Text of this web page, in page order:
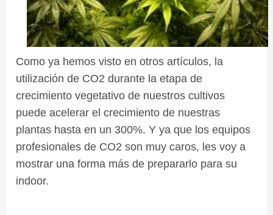
Como ya hemos visto en otros artículos, la
utilización de CO2 durante la etapa de
crecimiento vegetativo de nuestros cultivos
puede acelerar el crecimiento de nuestras
plantas hasta en un 300%. Y ya que los equipos
profesionales de CO2 son muy caros, les voy a
mostrar una forma más de prepararlo para su
indoor.